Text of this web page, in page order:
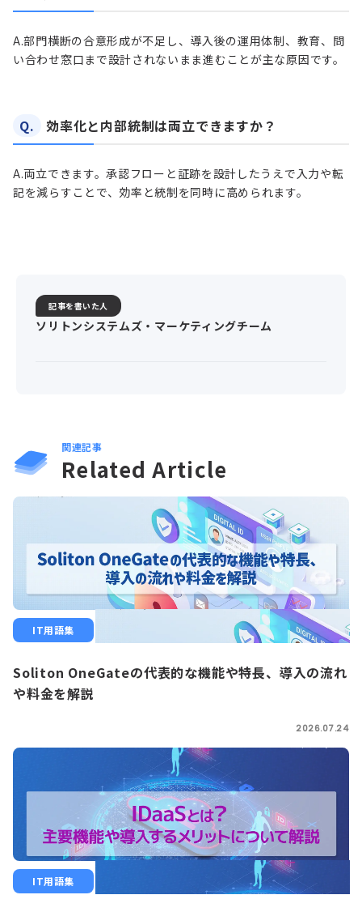
A.部門横断の合意形成が不足し、導入後の運用体制、教育、問
い合わせ窓口まで設計されないまま進むことが主な原因です。
Q. 効率化と内部統制は両立できますか？
A.両立できます。承認フローと証跡を設計したうえで入力や転
記を減らすことで、効率と統制を同時に高められます。
記事を書いた人
ソリトンシステムズ・マーケティングチーム
関連記事
Related Article
IT用語集
Soliton OneGateの代表的な機能や特長、導入の流れ
や料金を解説
2026.07.24
IT用語集